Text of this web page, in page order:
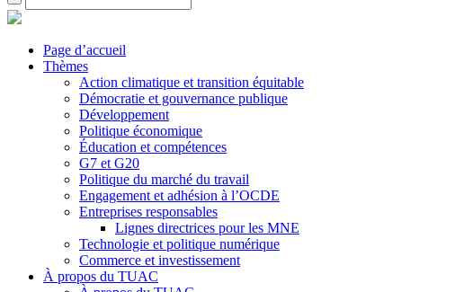
Page d’accueil
Thèmes
Action climatique et transition équitable
Démocratie et gouvernance publique
Développement
Politique économique
Éducation et compétences
G7 et G20
Politique du marché du travail
Engagement et adhésion à l’OCDE
Entreprises responsables
Lignes directrices pour les MNE
Technologie et politique numérique
Commerce et investissement
À propos du TUAC